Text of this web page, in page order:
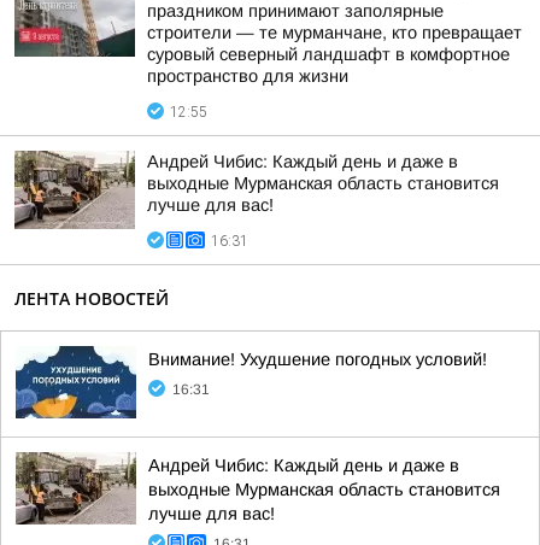
праздником принимают заполярные
строители — те мурманчане, кто превращает
суровый северный ландшафт в комфортное
пространство для жизни
12:55
Андрей Чибис: Каждый день и даже в
выходные Мурманская область становится
лучше для вас!
16:31
ЛЕНТА НОВОСТЕЙ
Внимание! Ухудшение погодных условий!
16:31
Андрей Чибис: Каждый день и даже в
выходные Мурманская область становится
лучше для вас!